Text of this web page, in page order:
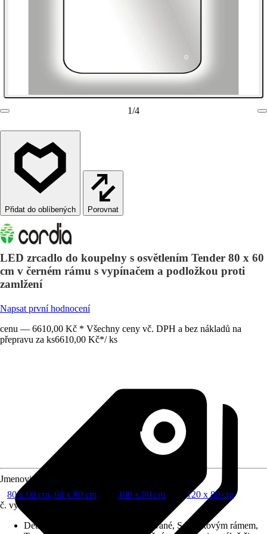
1/4
Porovnat
LED zrcadlo do koupelny s osvětlením Tender 80 x 60
cm v černém rámu s vypínačem a podložkou proti
zamlžení
Napsat první hodnocení
cenu — 6610,00 Kč * Všechny ceny vč. DPH a bez nákladů na
přepravu za ks6610,00 Kč*/ ks
Jmenovitý rozměr v cm
80 x 60 cm, 60 x 80 cm
100 x 80 cm
120 x 80 cm
č. výrobku
Detaily výrobku
Osvětlení integrované, S hliníkovým rámem,